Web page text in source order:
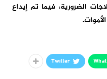
الضرورية، فيما تم إيداع
Twitter